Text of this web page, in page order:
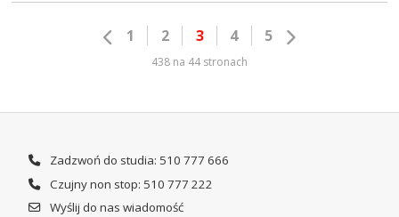
1 2 3 4 5
438 na 44 stronach
Zadzwoń do studia: 510 777 666
Czujny non stop: 510 777 222
Wyślij do nas wiadomość